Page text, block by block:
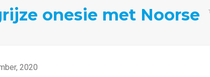
onesie met Noorse
2020